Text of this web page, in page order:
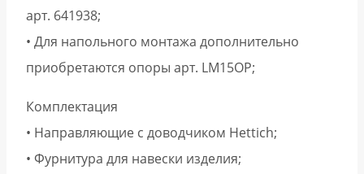
арт. 641938;
• Для напольного монтажа дополнительно
приобретаются опоры арт. LM15OP;
Комплектация
• Направляющие с доводчиком Hettich;
• Фурнитура для навески изделия;